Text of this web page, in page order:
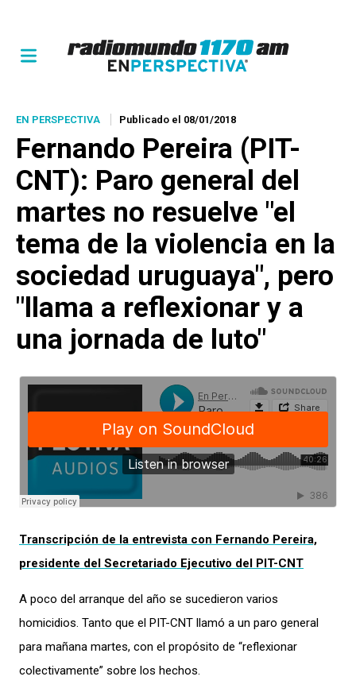
EN PERSPECTIVA Publicado el 08/01/2018
Fernando Pereira (PIT-
CNT): Paro general del
martes no resuelve "el
tema de la violencia en la
sociedad uruguaya", pero
"llama a reflexionar y a
una jornada de luto"
Transcripción de la entrevista con Fernando Pereira,
presidente del Secretariado Ejecutivo del PIT-CNT
A poco del arranque del año se sucedieron varios
homicidios. Tanto que el PIT-CNT llamó a un paro general
para mañana martes, con el propósito de “reflexionar
colectivamente” sobre los hechos.